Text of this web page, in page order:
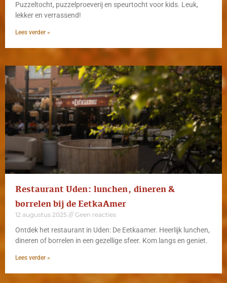
Puzzeltocht, puzzelproeverij en speurtocht voor kids. Leuk,
lekker en verrassend!
Lees verder »
Restaurant Uden: lunchen, dineren &
borrelen bij de EetkaAmer
12 augustus 2025 Geen reacties
Ontdek het restaurant in Uden: De Eetkaamer. Heerlijk lunchen,
dineren of borrelen in een gezellige sfeer. Kom langs en geniet.
Lees verder »